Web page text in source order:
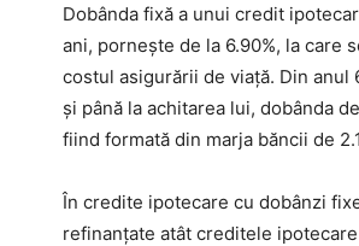
Dobânda fixă a unui credit
ani, pornește de la 6.90%, la care
costul asigurării de viață. Din anul
și până la achitarea lui, dobânda
fiind formată din marja băncii de
În credite ipotecare cu dobânzi
refinanțate atât creditele